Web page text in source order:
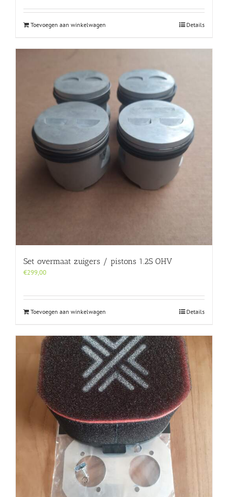
Toevoegen aan winkelwagen Details
Set overmaat zuigers / pistons 1.2S OHV
€299,00
Toevoegen aan winkelwagen Details